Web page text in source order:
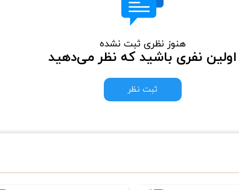
هنوز نظری ثبت نشده
اولین نفری باشید که نظر می‌دهید
ثبت نظر